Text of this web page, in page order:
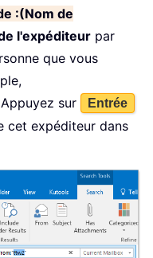
:(Nom de
l'expéditeur par
que vous
sur
Entrée
cet expéditeur dans